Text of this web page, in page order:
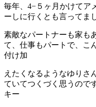
毎年、4−５ヶ月かけてア
ーしに行くとも言ってま
素敵なパートナーも家も
て、仕事もパートで、こ
付け加
えたくなるようなゆりさ
ていてつくづく思うので
キー